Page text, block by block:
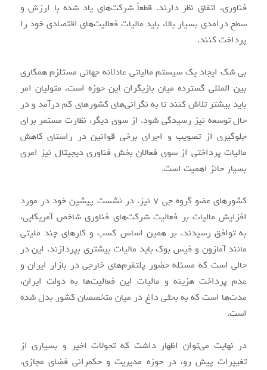
فناوری، اتفاق نظر دارند. قطعاً شرکت‌های یاد شده با ارزش و
سطح درامدی بسیار بالا، باید مالیات فعالیت‌های اقتصادی خود را
پرداخت کنند.
بی شک ایجاد یک سیستم مالیاتی عادلانه جهانی مستلزم همکاری
بین المللی گسترده میان بازیگران این حوزه است. متولیان امر
باید بیشتر تلاش کنند تا به نگرانی‌های کشورهای کم درآمد و در
حال توسعه نیز رسیدگی شود. از سوی دیگر، نظارت مستمر برای
جلوگیری از تصویب و اجرای برخی قوانین در راستای کاهش
مالیات پرداختی از سوی فعالان بخش فناوری دیجیتال نیز امری
بسیار حائز اهمیت است.
کشورهای عضو گروه جی ۷ نیز، در نشست پیشین خود در مورد
افزایش مالیات بر فعالیت شرکت‌های فناوری شاخص آمریکایی،
به توافق رسیدند. بر همین اساس کسب و کارهای چند ملیتی
مانند آمازون و فیس بوک باید مالیات بیشتری بپردازند. این در
حالی است که مسئله حضور پلتفرم‌های خارجی در بازار ایران و
عدم پرداخت هزینه و مالیات این فعالیت‌ها به دولت ایران،
مدت‌ها است که به بحثی داغ در میان متخصصان کشور بدل شده
است.
در نهایت می‌توان اظهار داشت که تحولات اخیر و بسیاری از
تغییرات پیش رو، در حوزه مدیریت و حکمرانی فضای مجازی،